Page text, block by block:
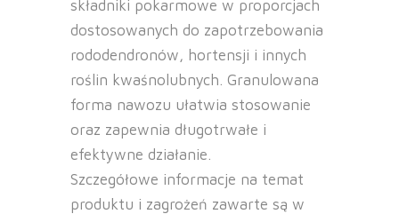
składniki pokarmowe w proporcjach
dostosowanych do zapotrzebowania
rododendronów, hortensji i innych
roślin kwaśnolubnych. Granulowana
forma nawozu ułatwia stosowanie
oraz zapewnia długotrwałe i
efektywne działanie.
Szczegółowe informacje na temat
produktu i zagrożeń zawarte są w